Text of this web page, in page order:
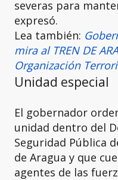
severas para
expresó.
Lea también:
mira al TREN DE
Organización
Unidad especial
El gobernador
unidad dentro del
Seguridad Pública
de Aragua y que
agentes de las